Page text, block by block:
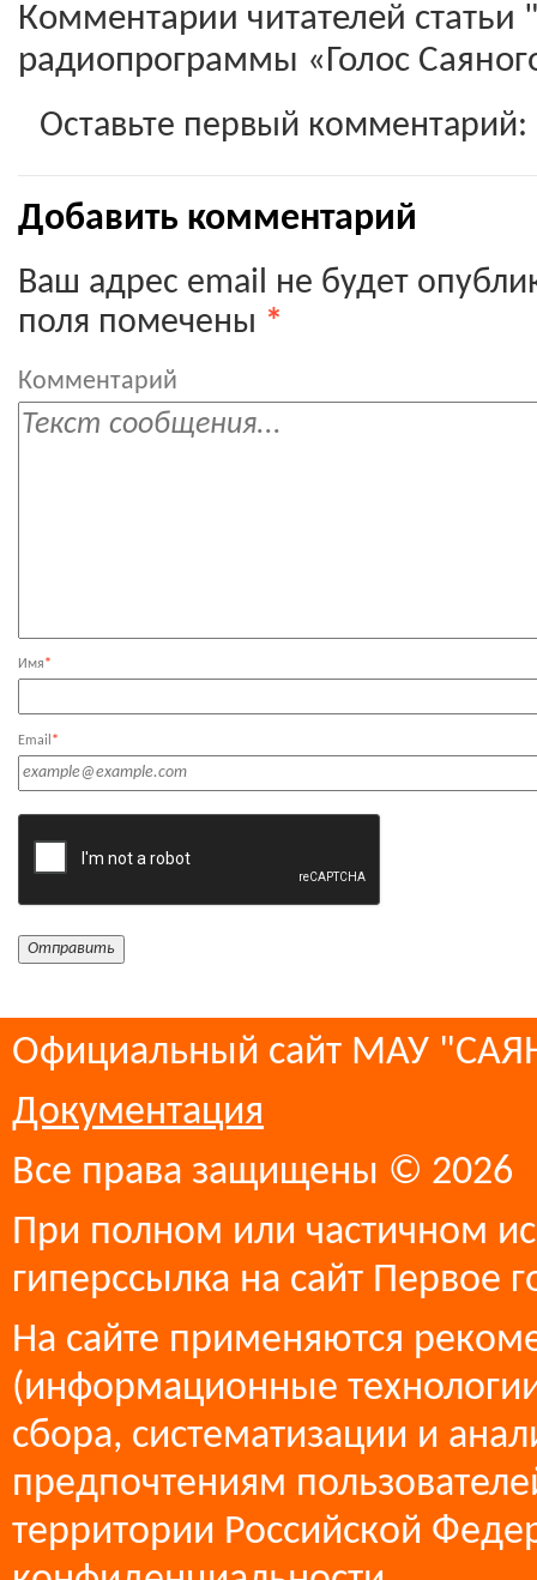
Комментарии читателей статьи
радиопрограммы «Голос
Оставьте первый комментарий:
Добавить комментарий
Ваш адрес email не будет
поля помечены *
Комментарий
Имя*
Email *
Официальный сайт МАУ
Документация
Все права защищены © 2026
При полном или частичном
гиперссылка на сайт Первое
На сайте применяются
(информационные
сбора, систематизации и
предпочтениям
территории Российской